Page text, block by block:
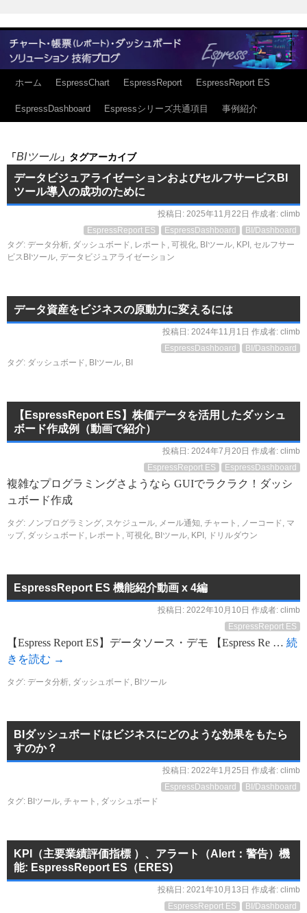
ホーム EspressChart EspressReport EspressReport ES
EspressDashboard Espressシリーズ共通項目 事例紹介
「BIツール」タグアーカイブ
データビジュアライゼーションおよびセルフサービスBI
ツール導入の成功のために
投稿日: 2025年11月22日 作成者: climb
EspressReport ES
EspressDashboard
BI/Dashboard
タグ: データ分析, ダッシュボード, レポート , 可視化, BIツール, KPI , セルフサー
ビスBIツール, データビジュアライゼーション
データ資産をビジネスの原動力に変えるには
投稿日: 2024年11月1日 作成者: climb
EspressDashboard
BI/Dashboard
タグ: ダッシュボード, BIツール, BI
【EspressReport ES】株価データを活用したダッシュ
ボード作成例（動画で紹介）
投稿日: 2024年7月20日 作成者: climb
EspressReport ES
EspressDashboard
複雑なプログラミングさようなら GUIでラクラク！ダッシ
ュボード作成
タグ: ノンプログラミング, スケジュール, メール通知, チャート , ノーコード, マ
ップ, ダッシュボード, レポート , 可視化, BIツール, KPI , ドリルダウン
EspressReport ES 機能紹介動画 x 4編
投稿日: 2022年10月10日 作成者: climb
EspressReport ES
【Espress Report ES】データソース・デモ 【Espress Re … 続
きを読む →
タグ: データ分析, ダッシュボード, BIツール
BIダッシュボードはビジネスにどのような効果をもたら
すのか？
投稿日: 2022年1月25日 作成者: climb
EspressDashboard
BI/Dashboard
タグ: BIツール, チャート , ダッシュボード
KPI（主要業績評価指標 ）、アラート（Alert：警告）機
能: EspressReport ES（ERES)
投稿日: 2021年10月13日 作成者: climb
EspressReport ES
BI/Dashboard